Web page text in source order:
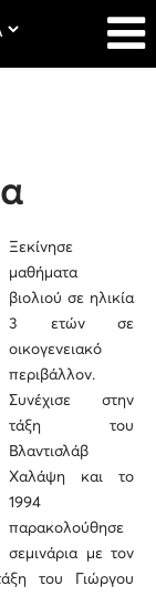
Ξεκίνησε
μαθήματα
βιολιού σε ηλικία
3 ετών σε
οικογενειακό
περιβάλλον.
Συνέχισε στην
τάξη του
Βλαντισλάβ
Χαλάψη και το
1994
παρακολούθησε
σεμινάρια με τον
του Γιώργου